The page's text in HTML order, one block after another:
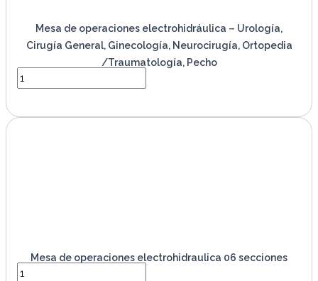
Mesa de operaciones electrohidráulica – Urología,
Cirugía General, Ginecología, Neurocirugía, Ortopedia
/Traumatología, Pecho
Mesa de operaciones electrohidraulica 06 secciones